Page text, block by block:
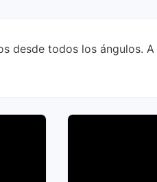
desde todos los ángulos.